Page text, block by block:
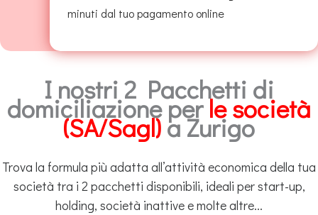
minuti dal tuo pagamento online
I nostri 2 Pacchetti di
domiciliazione perle società
(SA/Sagl)a Zurigo
Trova la formula più adatta all’attività economica della tua
società tra i 2 pacchetti disponibili, ideali per start-up,
holding, società inattive e molte altre...